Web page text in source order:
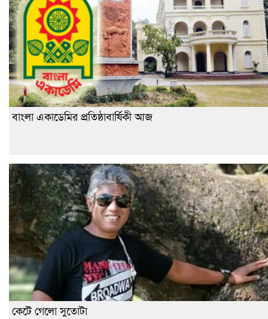
বাংলা একাডেমির প্রতিষ্ঠাবার্ষিকী আজ
কেটে গেলো সুতোটা